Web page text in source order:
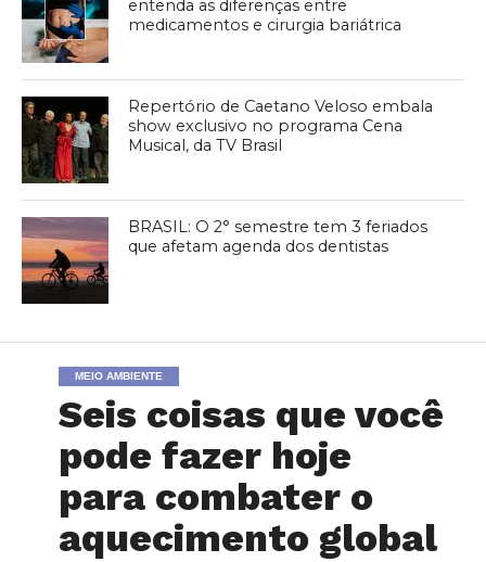
entenda as diferenças entre
medicamentos e cirurgia bariátrica
Repertório de Caetano Veloso embala
show exclusivo no programa Cena
Musical, da TV Brasil
BRASIL: O 2° semestre tem 3 feriados
que afetam agenda dos dentistas
MEIO AMBIENTE
Seis coisas que você
pode fazer hoje
para combater o
aquecimento global